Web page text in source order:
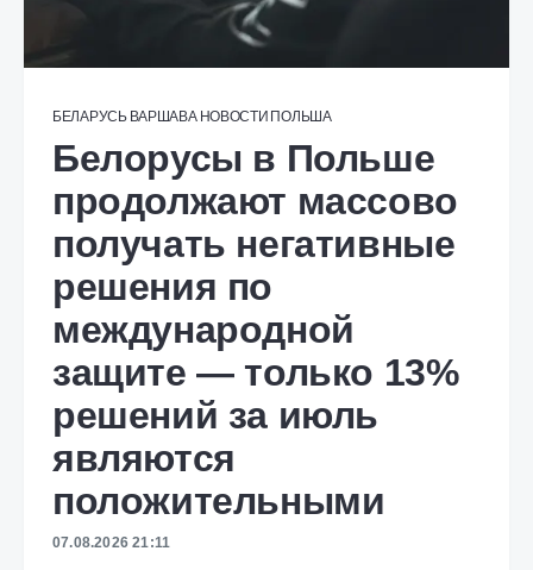
БЕЛАРУСЬ ВАРШАВА НОВОСТИ ПОЛЬША
Белорусы в Польше
продолжают массово
получать негативные
решения по
международной
защите — только 13%
решений за июль
являются
положительными
07.08.2026 21:11